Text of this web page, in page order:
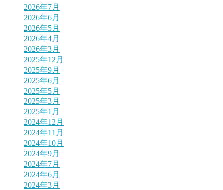
2026年7月
2026年6月
2026年5月
2026年4月
2026年3月
2025年12月
2025年9月
2025年6月
2025年5月
2025年3月
2025年1月
2024年12月
2024年11月
2024年10月
2024年9月
2024年7月
2024年6月
2024年3月